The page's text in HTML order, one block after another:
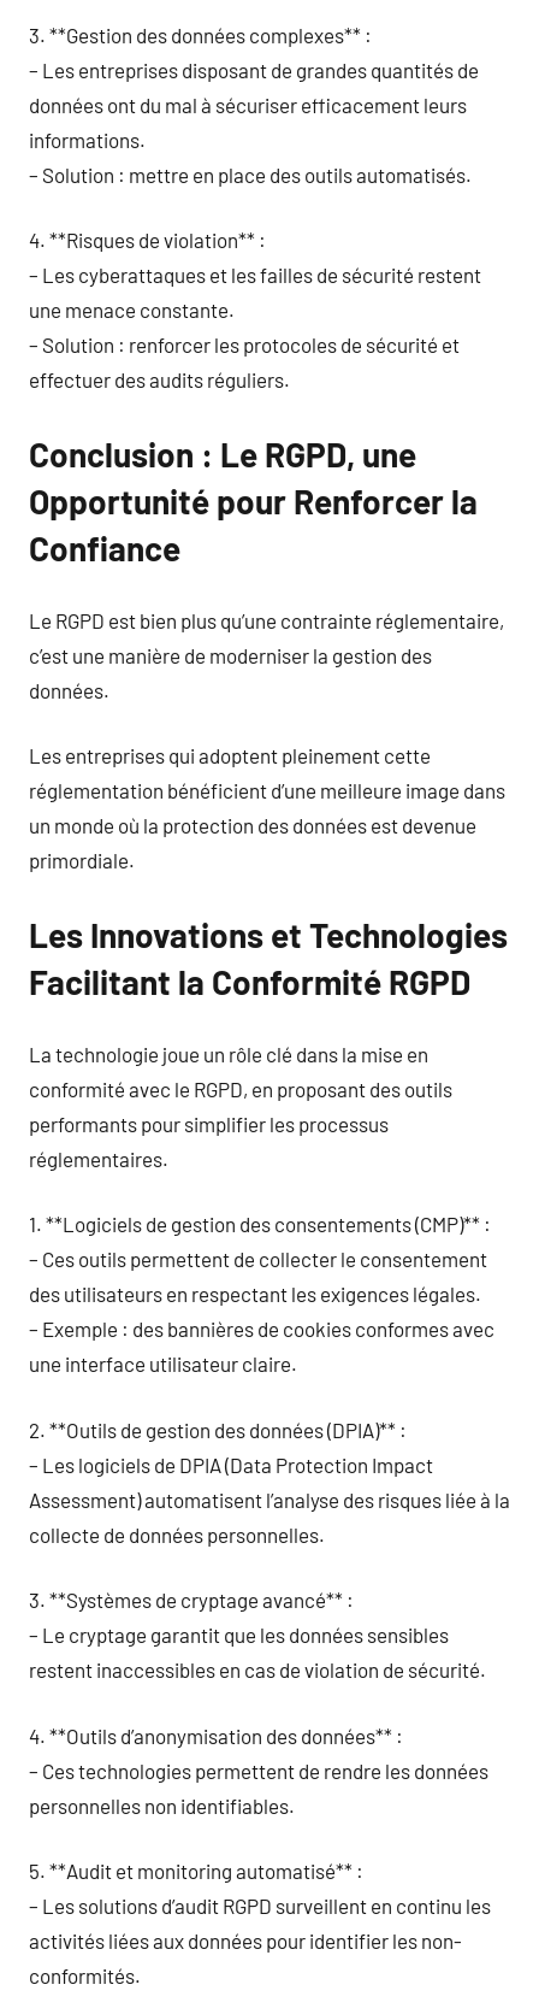
3. **Gestion des données complexes** :
– Les entreprises disposant de grandes quantités de
données ont du mal à sécuriser efficacement leurs
informations.
– Solution : mettre en place des outils automatisés.
4. **Risques de violation** :
– Les cyberattaques et les failles de sécurité restent
une menace constante.
– Solution : renforcer les protocoles de sécurité et
effectuer des audits réguliers.
Conclusion : Le RGPD, une
Opportunité pour Renforcer la
Confiance
Le RGPD est bien plus qu’une contrainte réglementaire,
c’est une manière de moderniser la gestion des
données.
Les entreprises qui adoptent pleinement cette
réglementation bénéficient d’une meilleure image dans
un monde où la protection des données est devenue
primordiale.
Les Innovations et Technologies
Facilitant la Conformité RGPD
La technologie joue un rôle clé dans la mise en
conformité avec le RGPD, en proposant des outils
performants pour simplifier les processus
réglementaires.
1. **Logiciels de gestion des consentements (CMP)** :
– Ces outils permettent de collecter le consentement
des utilisateurs en respectant les exigences légales.
– Exemple : des bannières de cookies conformes avec
une interface utilisateur claire.
2. **Outils de gestion des données (DPIA)** :
– Les logiciels de DPIA (Data Protection Impact
Assessment) automatisent l’analyse des risques liée à la
collecte de données personnelles.
3. **Systèmes de cryptage avancé** :
– Le cryptage garantit que les données sensibles
restent inaccessibles en cas de violation de sécurité.
4. **Outils d’anonymisation des données** :
– Ces technologies permettent de rendre les données
personnelles non identifiables.
5. **Audit et monitoring automatisé** :
– Les solutions d’audit RGPD surveillent en continu les
activités liées aux données pour identifier les non-
conformités.